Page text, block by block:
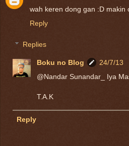
wah keren dong gan :D makin
Reply
Replies
Boku no Blog
24/7/13
@Nandar Sunandar_ Iya
T.A.K
Reply